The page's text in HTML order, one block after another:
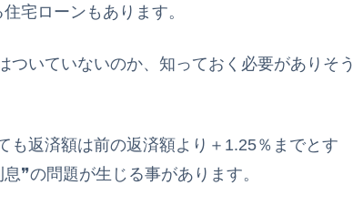
宅ローンもあります。
いていないのか、知っておく必要がありそう
も返済額は前の返済額より＋1.25％までとす
❞の問題が生じる事があります。